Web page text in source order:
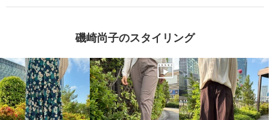
磯崎尚子のスタイリング